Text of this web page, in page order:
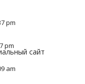
pm
pm
сайт
am